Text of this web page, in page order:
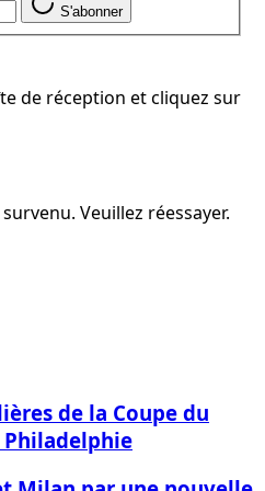
S'abonner
de réception et cliquez sur
Veuillez réessayer.
de la Coupe du
Philadelphie